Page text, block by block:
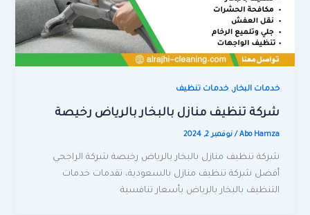
خدمات البخار,خدمات تنظيف
شركة تنظيف منازل بالبخار بالرياض رخيصة
Abo Hamza
/نوفمبر 2, 2024
شركة تنظيف منازل بالبخار بالرياض رخيصة شركة الراجحي
أفضل شركة تنظيف منازل بالسعودية، تقدمات خدمات
التنظيف بالبخار بالرياض بأسعار تنافسية